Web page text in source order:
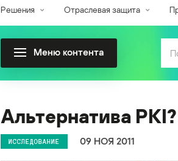
Решения Отраслевая защита
Меню контента
Альтернатива PKI?
ИССЛЕДОВАНИЕ 09 НОЯ 2011